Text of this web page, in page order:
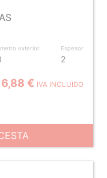
exterior Espesor
2
6,88 € IVA INCLUIDO